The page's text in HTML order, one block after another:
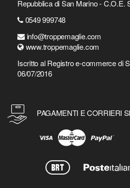
Repubblica di San Marino - C.O.E.
0549 999748
info@troppemaglie.com
www.troppemaglie.com
Iscritto al Registro e-commerce di
06/07/2016
PAGAMENTI E CORRIERI